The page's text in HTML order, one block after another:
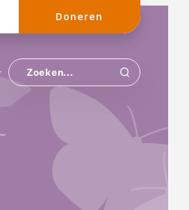
Doneren